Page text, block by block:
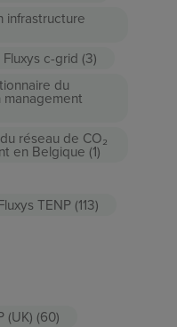
infrastructure
Fluxys c-grid (3)
du
réseau de CO₂
en Belgique (1)
TENP (113)
(UK) (60)